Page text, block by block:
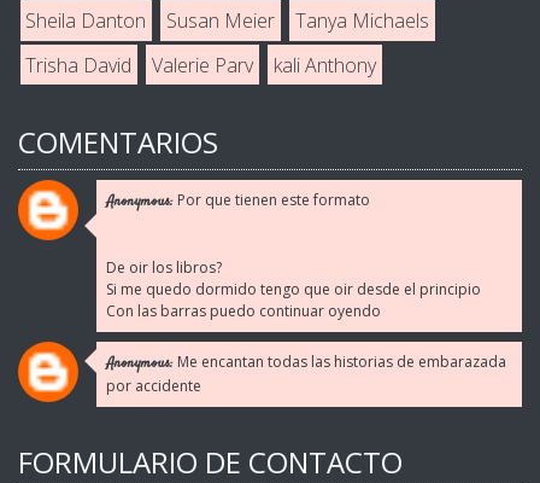
Sheila Danton
Susan Meier
Tanya Michaels
Trisha David
Valerie Parv kali Anthony
COMENTARIOS
Anonymous: Por que tienen este formato
De oir los libros?
Si me quedo dormido tengo que oir desde el principio
Con las barras puedo continuar oyendo
Anonymous: Me encantan todas las historias de embarazada
por accidente
FORMULARIO DE CONTACTO